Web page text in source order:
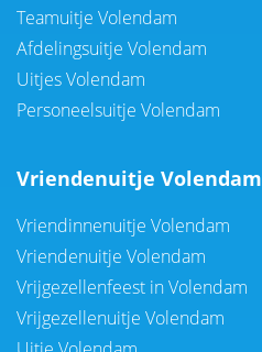
Teamuitje Volendam
Afdelingsuitje Volendam
Uitjes Volendam
Personeelsuitje Volendam
Vriendenuitje Volendam
Vriendinnenuitje Volendam
Vriendenuitje Volendam
Vrijgezellenfeest in Volendam
Vrijgezellenuitje Volendam